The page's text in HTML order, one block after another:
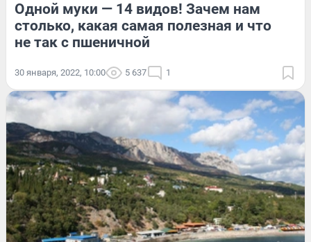
Одной муки — 14 видов! Зачем нам
столько, какая самая полезная и что
не так с пшеничной
30 января, 2022, 10:00 5 637 1